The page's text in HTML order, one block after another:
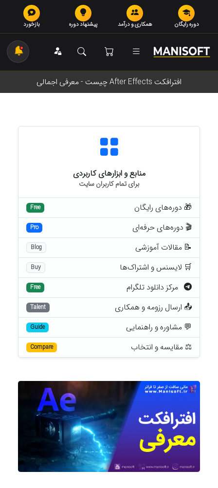
دوره رایگان همکاری و درآمد پیشنهاد دوره بازخورد
افترافکت After Effects چیست - معرفی اجمالی
منابع و ابزارهای کاربردی
برای تمام کاربران سایت
🎁 دوره‌های رایگان Free
🎬 دوره‌های حرفه‌ای Pro
📝 مقالات آموزشی Blog
🛒 لایسنس و اشتراک‌ها Buy
مرکز دانلود تلگرام Free
📤 ارسال رزومه و همکاری Talent
💬 مشاوره و راهنمایی Guide
⚖️ مقایسه و انتخاب Compare